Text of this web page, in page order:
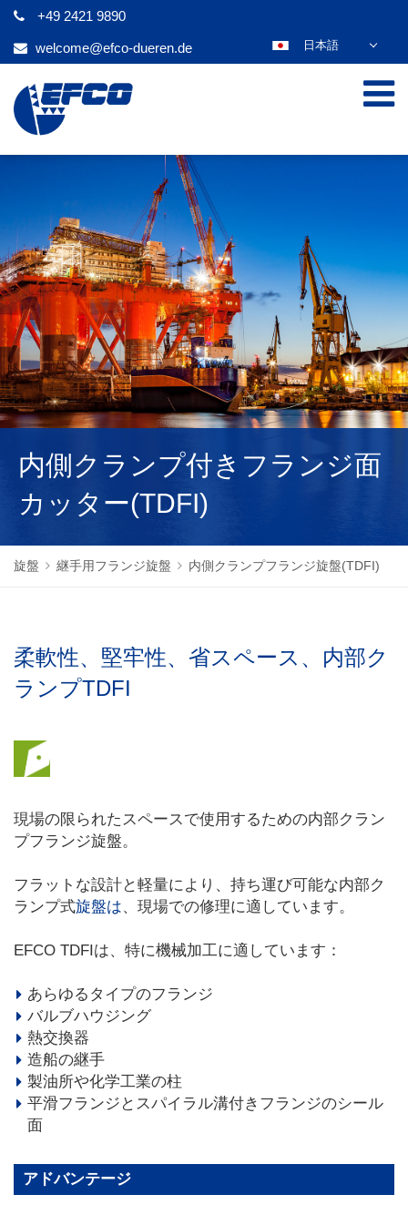
+49 2421 9890
welcome@efco-dueren.de
POLSKI
عربي
한국어
日本語
ČEŠTINA
PORTUGUÊS
РУССКИЙ
TÜRKÇE
MAGYAR
NEDERLANDS
内側クランプ付きフランジ面
カッター(TDFI)
旋盤 継手用フランジ旋盤 内側クランプフランジ旋盤(TDFI)
柔軟性、堅牢性、省スペース、内部ク
ランプTDFI
現場の限られたスペースで使用するための内部クラン
プフランジ旋盤。
フラットな設計と軽量により、持ち運び可能な内部ク
ランプ式旋盤は、現場での修理に適しています。
EFCO TDFIは、特に機械加工に適しています：
あらゆるタイプのフランジ
バルブハウジング
熱交換器
造船の継手
製油所や化学工業の柱
平滑フランジとスパイラル溝付きフランジのシール
面
アドバンテージ